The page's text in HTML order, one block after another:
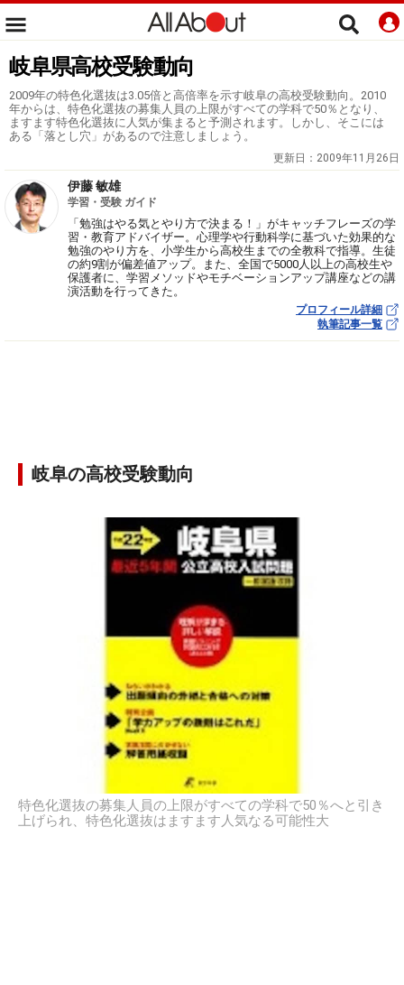
岐阜県高校受験動向
2009年の特色化選抜は3.05倍と高倍率を示す岐阜の高校受験動向。2010
年からは、特色化選抜の募集人員の上限がすべての学科で50％となり、
ますます特色化選抜に人気が集まると予測されます。しかし、そこには
ある「落とし穴」があるので注意しましょう。
更新日： 2009年11月26日
伊藤 敏雄
学習・受験 ガイド
「勉強はやる気とやり方で決まる！」がキャッチフレーズの学
習・教育アドバイザー。心理学や行動科学に基づいた効果的な
勉強のやり方を、小学生から高校生までの全教科で指導。生徒
の約9割が偏差値アップ。また、全国で5000人以上の高校生や
保護者に、学習メソッドやモチベーションアップ講座などの講
演活動を行ってきた。
プロフィール詳細
執筆記事一覧
岐阜の高校受験動向
特色化選抜の募集人員の上限がすべての学科で50％へと引き
上げられ、特色化選抜はますます人気なる可能性大